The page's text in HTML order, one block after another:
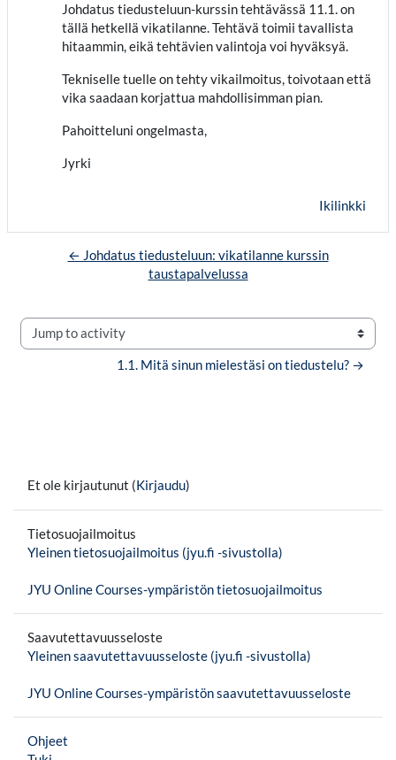
Johdatus tiedusteluun-kurssin tehtävässä 11.1. on
tällä hetkellä vikatilanne. Tehtävä toimii tavallista
hitaammin, eikä tehtävien valintoja voi hyväksyä.
Tekniselle tuelle on tehty vikailmoitus, toivotaan että
vika saadaan korjattua mahdollisimman pian.
Pahoitteluni ongelmasta,
Jyrki
Ikilinkki
← Johdatus tiedusteluun: vikatilanne kurssin
taustapalvelussa
Jump to activity
1.1. Mitä sinun mielestäsi on tiedustelu? →
Et ole kirjautunut (Kirjaudu)
Tietosuojailmoitus
Yleinen tietosuojailmoitus (jyu.fi -sivustolla)
JYU Online Courses-ympäristön tietosuojailmoitus
Saavutettavuusseloste
Yleinen saavutettavuusseloste (jyu.fi -sivustolla)
JYU Online Courses-ympäristön saavutettavuusseloste
Ohjeet